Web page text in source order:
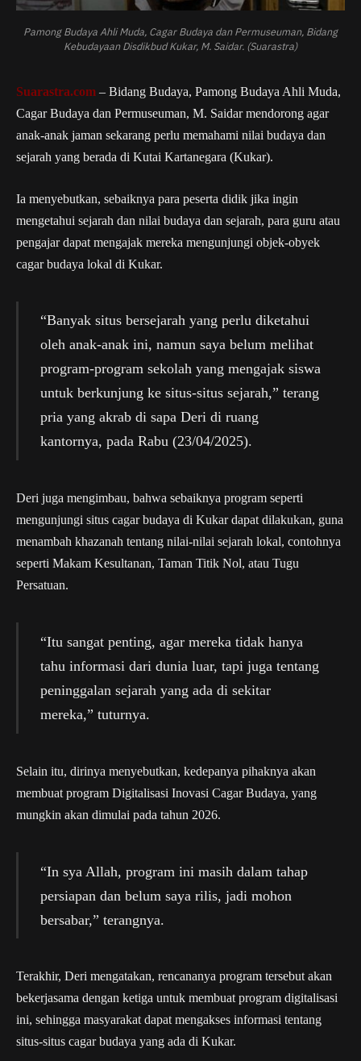
Pamong Budaya Ahli Muda, Cagar Budaya dan Permuseuman, Bidang
Kebudayaan Disdikbud Kukar, M. Saidar. (Suarastra)
Suarastra.com – Bidang Budaya, Pamong Budaya Ahli Muda,
Cagar Budaya dan Permuseuman, M. Saidar mendorong agar
anak-anak jaman sekarang perlu memahami nilai budaya dan
sejarah yang berada di Kutai Kartanegara (Kukar).
Ia menyebutkan, sebaiknya para peserta didik jika ingin
mengetahui sejarah dan nilai budaya dan sejarah, para guru atau
pengajar dapat mengajak mereka mengunjungi objek-obyek
cagar budaya lokal di Kukar.
“Banyak situs bersejarah yang perlu diketahui
oleh anak-anak ini, namun saya belum melihat
program-program sekolah yang mengajak siswa
untuk berkunjung ke situs-situs sejarah,” terang
pria yang akrab di sapa Deri di ruang
kantornya, pada Rabu (23/04/2025).
Deri juga mengimbau, bahwa sebaiknya program seperti
mengunjungi situs cagar budaya di Kukar dapat dilakukan, guna
menambah khazanah tentang nilai-nilai sejarah lokal, contohnya
seperti Makam Kesultanan, Taman Titik Nol, atau Tugu
Persatuan.
“Itu sangat penting, agar mereka tidak hanya
tahu informasi dari dunia luar, tapi juga tentang
peninggalan sejarah yang ada di sekitar
mereka,” tuturnya.
Selain itu, dirinya menyebutkan, kedepanya pihaknya akan
membuat program Digitalisasi Inovasi Cagar Budaya, yang
mungkin akan dimulai pada tahun 2026.
“In sya Allah, program ini masih dalam tahap
persiapan dan belum saya rilis, jadi mohon
bersabar,” terangnya.
Terakhir, Deri mengatakan, rencananya program tersebut akan
bekerjasama dengan ketiga untuk membuat program digitalisasi
ini, sehingga masyarakat dapat mengakses informasi tentang
situs-situs cagar budaya yang ada di Kukar.